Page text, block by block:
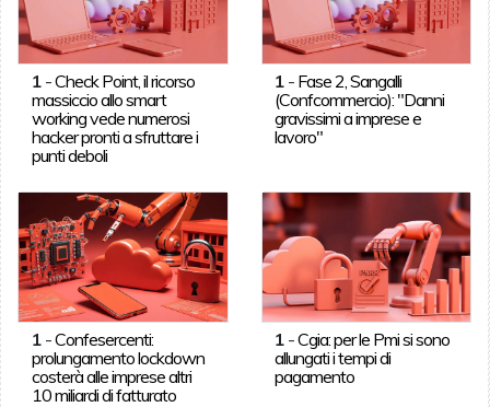
1-Check Point, il ricorso
massiccio allo smart
working vede numerosi
hacker pronti a sfruttare i
punti deboli
1 - Fase 2, Sangalli
(Confcommercio): "Danni
gravissimi a imprese e
lavoro"
1-Confesercenti:
prolungamento lockdown
costerà alle imprese altri
10 miliardi di fatturato
1 -Cgia: per le Pmi si sono
allungati i tempi di
pagamento